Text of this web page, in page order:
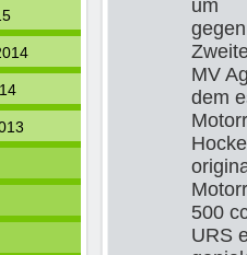
um
MV
dem
500
URS